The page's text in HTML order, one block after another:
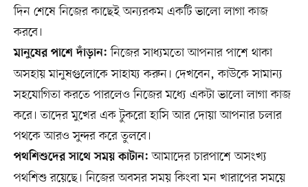
দিন শেষে নিজের কাছেই অন্যরকম একটি ভালো লাগা কাজ
করবে।
মানুষের পাশে দাঁড়ান: নিজের সাধ্যমতো আপনার পাশে থাকা
অসহায় মানুষগুলোকে সাহায্য করুন। দেখবেন, কাউকে সামান্য
সহযোগিতা করতে পারলেও নিজের মধ্যে একটা ভালো লাগা কাজ
করে। তাদের মুখের এক টুকরো হাসি আর দোয়া আপনার চলার
পথকে আরও সুন্দর করে তুলবে।
পথশিশুদের সাথে সময় কাটান: আমাদের চারপাশে অসংখ্য
পথশিশু রয়েছে। নিজের অবসর সময় কিংবা মন খারাপের সময়ে